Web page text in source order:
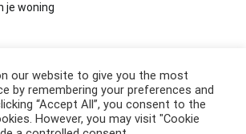
je woning
our website to give you the most
by remembering your preferences and
“Accept All”, you consent to the
However, you may visit "Cookie